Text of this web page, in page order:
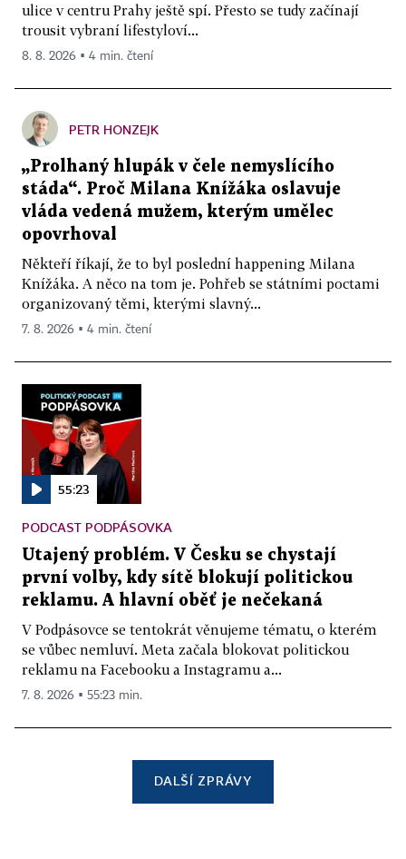
ulice v centru Prahy ještě spí. Přesto se tudy začínají
trousit vybraní lifestyloví...
8. 8. 2026 ▪ 4 min. čtení
PETR HONZEJK
„Prolhaný hlupák v čele nemyslícího
stáda“. Proč Milana Knížáka oslavuje
vláda vedená mužem, kterým umělec
opovrhoval
Někteří říkají, že to byl poslední happening Milana
Knížáka. A něco na tom je. Pohřeb se státními poctami
organizovaný těmi, kterými slavný...
7. 8. 2026 ▪ 4 min. čtení
55:23
PODCAST PODPÁSOVKA
Utajený problém. V Česku se chystají
první volby, kdy sítě blokují politickou
reklamu. A hlavní oběť je nečekaná
V Podpásovce se tentokrát věnujeme tématu, o kterém
se vůbec nemluví. Meta začala blokovat politickou
reklamu na Facebooku a Instagramu a...
7. 8. 2026 ▪ 55:23 min.
DALŠÍ ZPRÁVY